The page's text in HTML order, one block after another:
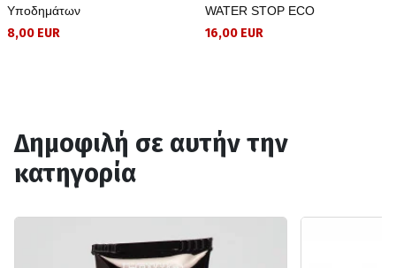
Υποδημάτων
8,00 EUR
WATER STOP ECO
16,00 EUR
Δημοφιλή σε αυτήν την
κατηγορία